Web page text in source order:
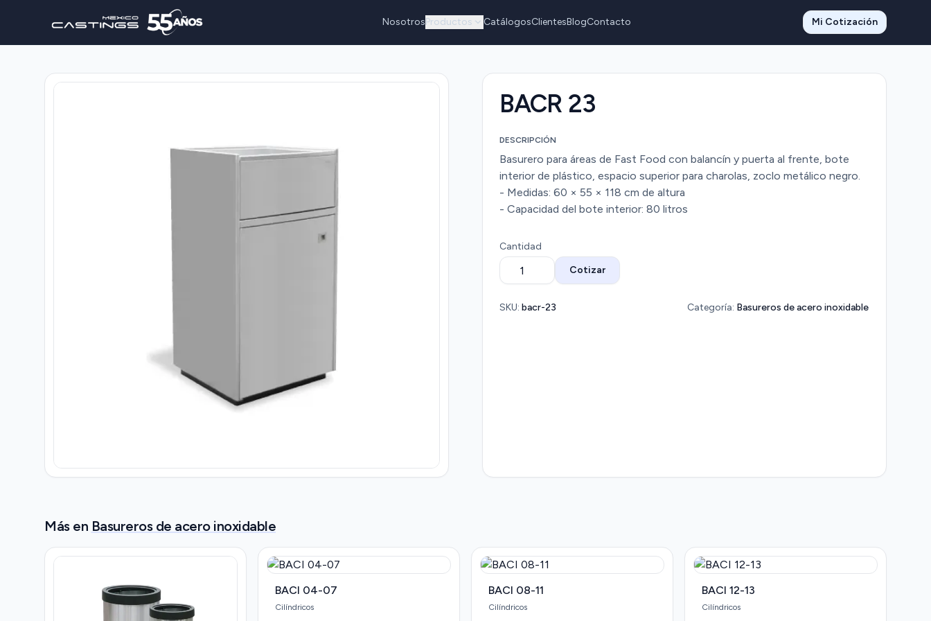
NosotrosProductos CatálogosClientesBlogContacto Mi Cotización
BACR 23
DESCRIPCIÓN
Basurero para áreas de Fast Food con balancín y puerta al frente, bote
interior de plástico, espacio superior para charolas, zoclo metálico negro.
- Medidas: 60 × 55 × 118 cm de altura
- Capacidad del bote interior: 80 litros
Cantidad
Cotizar
SKU: bacr-23 Categoría: Basureros de acero inoxidable
Más en Basureros de acero inoxidable
BACI 04-07
Cilíndricos
BACI 08-11
Cilíndricos
BACI 12-13
Cilíndricos